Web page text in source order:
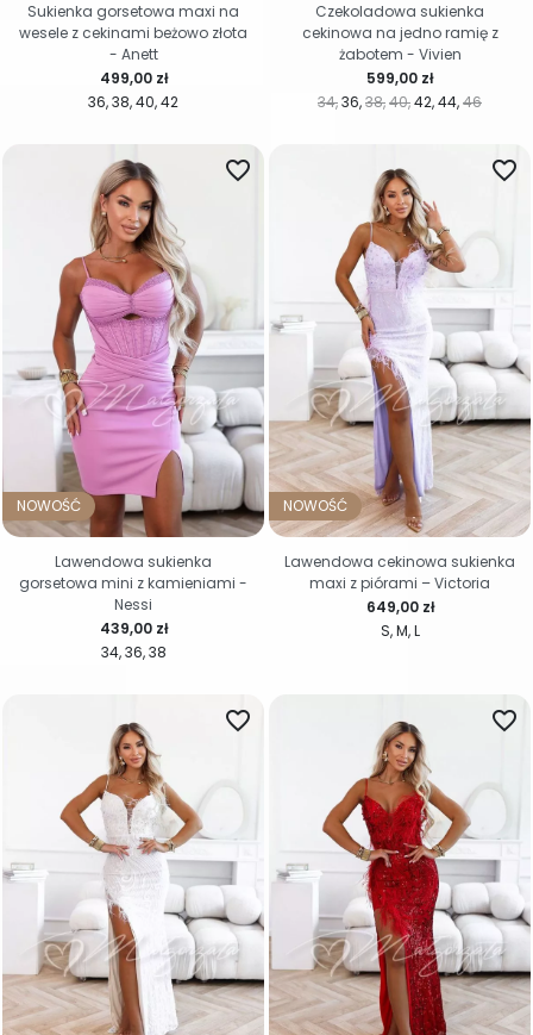
36 38 40 42
Cena
499,00 zł
Sukienka gorsetowa maxi na
wesele z cekinami beżowo złota
- Anett
34 36 38 40 42 44 46
Cena
599,00 zł
Czekoladowa sukienka
cekinowa na jedno ramię z
żabotem - Vivien
NOWOŚĆ
34 36 38
favorite_border
Cena
439,00 zł
Lawendowa sukienka
gorsetowa mini z kamieniami -
Nessi
NOWOŚĆ
S M L
favorite_border
Cena
649,00 zł
Lawendowa cekinowa sukienka
maxi z piórami – Victoria
favorite_border favorite_border